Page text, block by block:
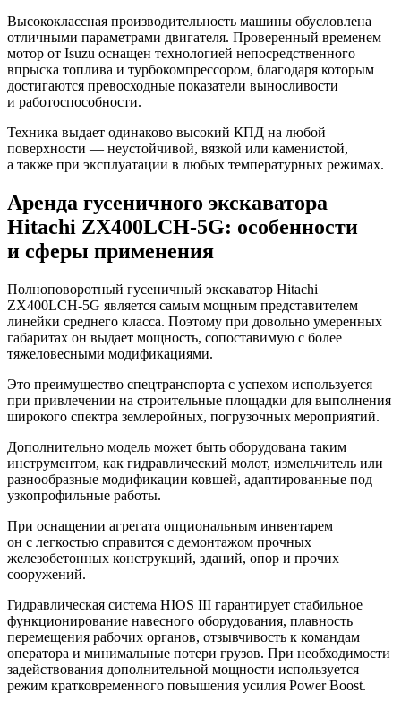
Высококлассная производительность машины обусловлена
отличными параметрами двигателя. Проверенный временем
мотор от Isuzu оснащен технологией непосредственного
впрыска топлива и турбокомпрессором, благодаря которым
достигаются превосходные показатели выносливости
и работоспособности.
Техника выдает одинаково высокий КПД на любой
поверхности — неустойчивой, вязкой или каменистой,
а также при эксплуатации в любых температурных режимах.
Аренда гусеничного экскаватора
Hitachi ZX400LCH-5G: особенности
и сферы применения
Полноповоротный гусеничный экскаватор Hitachi
ZX400LCH-5G является самым мощным представителем
линейки среднего класса. Поэтому при довольно умеренных
габаритах он выдает мощность, сопоставимую с более
тяжеловесными модификациями.
Это преимущество спецтранспорта с успехом используется
при привлечении на строительные площадки для выполнения
широкого спектра землеройных, погрузочных мероприятий.
Дополнительно модель может быть оборудована таким
инструментом, как гидравлический молот, измельчитель или
разнообразные модификации ковшей, адаптированные под
узкопрофильные работы.
При оснащении агрегата опциональным инвентарем
он с легкостью справится с демонтажом прочных
железобетонных конструкций, зданий, опор и прочих
сооружений.
Гидравлическая система HIOS III гарантирует стабильное
функционирование навесного оборудования, плавность
перемещения рабочих органов, отзывчивость к командам
оператора и минимальные потери грузов. При необходимости
задействования дополнительной мощности используется
режим кратковременного повышения усилия Power Boost.